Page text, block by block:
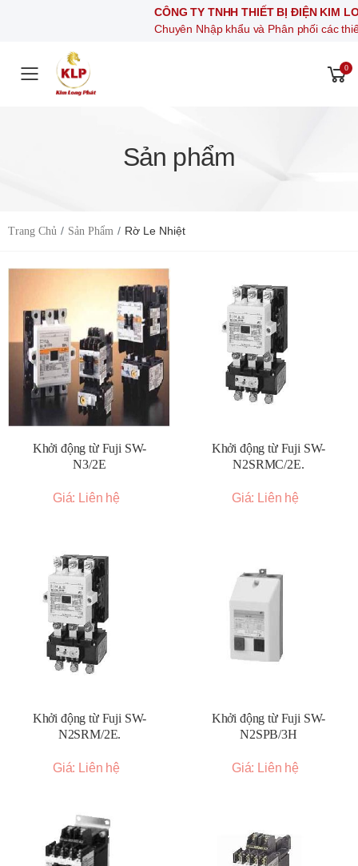
CÔNG TY TNHH THIẾT BỊ ĐIỆN KIM LONG PHÁT
Chuyên Nhập khẩu và Phân phối các thiết bị khí nén,
Toggle mobile menu
0
Sản phẩm
Trang Chủ Sản Phẩm Rờ Le Nhiệt
Khởi động từ Fuji SW-
N3/2E
Giá: Liên hệ
Khởi động từ Fuji SW-
N2SRMC/2E.
Giá: Liên hệ
Khởi động từ Fuji SW-
N2SRM/2E.
Giá: Liên hệ
Khởi động từ Fuji SW-
N2SPB/3H
Giá: Liên hệ